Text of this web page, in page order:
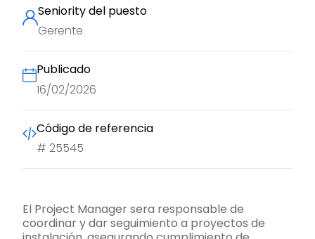
El Project Manager sera responsable de
coordinar y dar seguimiento a proyectos de
Seniority del puesto
Gerente
Publicado
16/02/2026
Código de referencia
# 25545